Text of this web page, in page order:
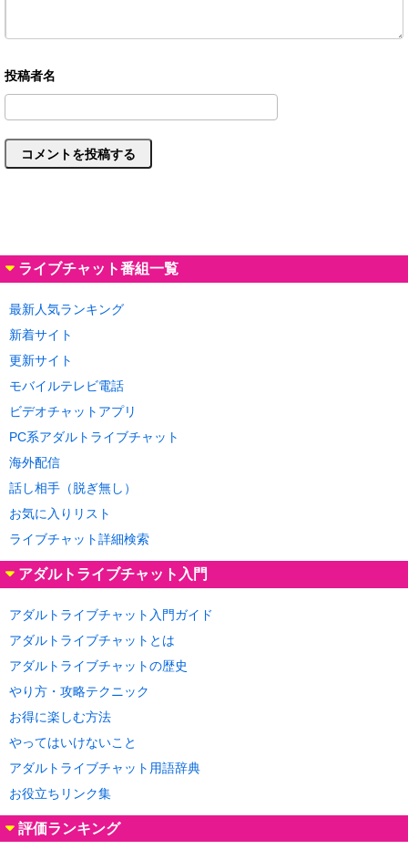
ライブチャット番組一覧
最新人気ランキング
新着サイト
更新サイト
モバイルテレビ電話
ビデオチャットアプリ
PC系アダルトライブチャット
海外配信
話し相手（脱ぎ無し）
お気に入りリスト
ライブチャット詳細検索
アダルトライブチャット入門
アダルトライブチャット入門ガイド
アダルトライブチャットとは
アダルトライブチャットの歴史
やり方・攻略テクニック
お得に楽しむ方法
やってはいけないこと
アダルトライブチャット用語辞典
お役立ちリンク集
評価ランキング